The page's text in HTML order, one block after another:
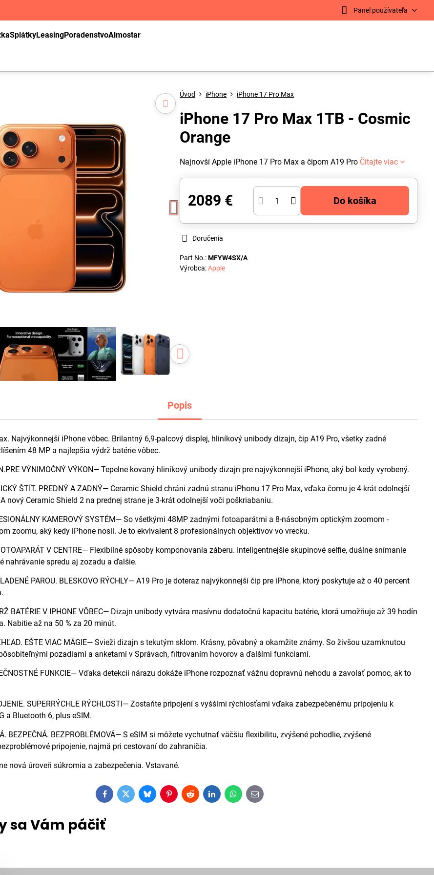
Panel používateľa
SplátkyLeasingPoradenstvoAlmostar
Úvod iPhone iPhone 17 Pro Max
iPhone 17 Pro Max 1TB - Cosmic
Orange
Najnovší Apple iPhone 17 Pro Max a čipom A19 Pro Čítajte viac
2089 € Do košíka
Doručenia
Part No.:MFYW4SX/A
Výrobca:Apple
Popis
Najvýkonnejší iPhone vôbec. Brilantný 6,9-palcový displej, hliníkový unibody dizajn, čip A19 Pro, všetky zadné
48 MP a najlepšia výdrž batérie vôbec.
VÝNIMOČNÝ VÝKON— Tepelne kovaný hliníkový unibody dizajn pre najvýkonnejší iPhone, aký bol kedy vyrobený.
ŠTÍT. PREDNÝ A ZADNÝ— Ceramic Shield chráni zadnú stranu iPhonu 17 Pro Max, vďaka čomu je 4-krát odolnejší
nový Ceramic Shield 2 na prednej strane je 3-krát odolnejší voči poškriabaniu.
KAMEROVÝ SYSTÉM— So všetkými 48MP zadnými fotoaparátmi a 8-násobným optickým zoomom -
zoomu, aký kedy iPhone nosil. Je to ekvivalent 8 profesionálnych objektívov vo vrecku.
V CENTRE— Flexibilné spôsoby komponovania záberu. Inteligentnejšie skupinové selfie, duálne snímanie
nahrávanie spredu aj zozadu a ďalšie.
PAROU. BLESKOVO RÝCHLY— A19 Pro je doteraz najvýkonnejší čip pre iPhone, ktorý poskytuje až o 40 percent
BATÉRIE V IPHONE VÔBEC— Dizajn unibody vytvára masívnu dodatočnú kapacitu batérie, ktorá umožňuje až 39 hodín
Nabitie až na 50 % za 20 minút.
EŠTE VIAC MÁGIE— Svieži dizajn s tekutým sklom. Krásny, pôvabný a okamžite známy. So živšou uzamknutou
pozadiami a anketami v Správach, filtrovaním hovorov a ďalšími funkciami.
FUNKCIE— Vďaka detekcii nárazu dokáže iPhone rozpoznať vážnu dopravnú nehodu a zavolať pomoc, ak to
SUPERRÝCHLE RÝCHLOSTI— Zostaňte pripojení s vyššími rýchlosťami vďaka zabezpečenému pripojeniu k
a Bluetooth 6, plus eSIM.
BEZPEČNÁ. BEZPROBLÉMOVÁ— S eSIM si môžete vychutnať väčšiu flexibilitu, zvýšené pohodlie, zvýšené
pripojenie, najmä pri cestovaní do zahraničia.
nová úroveň súkromia a zabezpečenia. Vstavané.
FacebookTwitterBlueskyPinterestRedditLinkedInWhatsApp
E-
mail
sa Vám páčiť